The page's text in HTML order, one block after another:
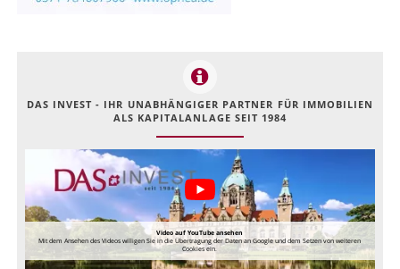
DAS INVEST - IHR UNABHÄNGIGER PARTNER FÜR IMMOBILIEN
ALS KAPITALANLAGE SEIT 1984
Video auf YouTube ansehen
Mit dem Ansehen des Videos willigen Sie in die Übertragung der Daten an Google und dem Setzen von weiteren
Cookies ein.